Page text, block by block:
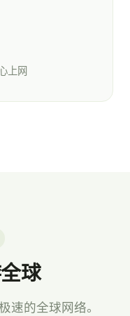
上网
球
速的全球网络。